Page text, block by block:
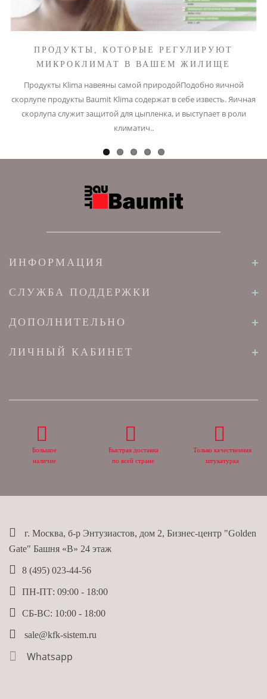
ПРОДУКТЫ, КОТОРЫЕ РЕГУЛИРУЮТ
МИКРОКЛИМАТ В ВАШЕМ ЖИЛИЩЕ
Продукты Klima навеяны самой природойПодобно яичной
скорлупе продукты Baumit Klima содержат в себе известь. Яичная
скорлупа служит защитой для цыпленка, и выступает в роли
климатич..
ИНФОРМАЦИЯ
СЛУЖБА ПОДДЕРЖКИ
ДОПОЛНИТЕЛЬНО
ЛИЧНЫЙ КАБИНЕТ
Большое
наличие
Быстрая доставка
по всей стране
Только качественная
штукатурка
г. Москва, б-р Энтузиастов, дом 2, Бизнес-центр "Golden
Gate" Башня «B» 24 этаж
8 (495) 023-44-56
ПН-ПТ: 09:00 - 18:00
СБ-ВС: 10:00 - 18:00
sale@kfk-sistem.ru
Whatsapp